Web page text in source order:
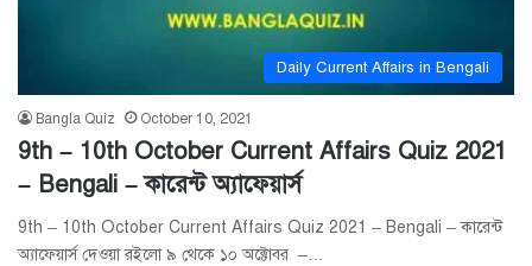
Daily Current Affairs in Bengali
Bangla Quiz October 10, 2021
9th – 10th October Current Affairs Quiz 2021
– Bengali – কারেন্ট অ্যাফেয়ার্স
9th – 10th October Current Affairs Quiz 2021 – Bengali – কারেন্ট
অ্যাফেয়ার্স দেওয়া রইলো ৯ থেকে ১০ অক্টোবর –…